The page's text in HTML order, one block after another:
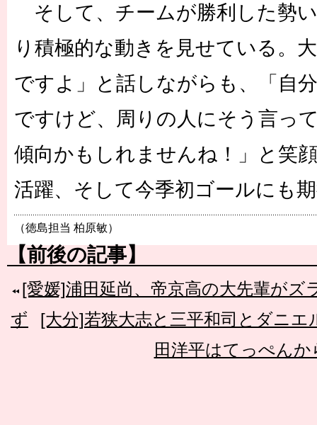
そして、チームが勝利した勢
り積極的な動きを見せている。
ですよ」と話しながらも、「自
ですけど、周りの人にそう言っ
傾向かもしれませんね！」と笑
活躍、そして今季初ゴールにも
（徳島担当 柏原敏）
【前後の記事】
[愛媛]浦田延尚、帝京高の大先輩がズ
ず
[大分]若狭大志と三平和司とダニ
田洋平はてっぺんか